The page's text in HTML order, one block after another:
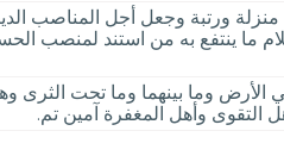
ورتبة وجعل أجل المناصب
ما ينتفع به من استند لمنصب
الأرض وما بينهما وما تحت
التقوى وأهل المغفرة آمين تم.